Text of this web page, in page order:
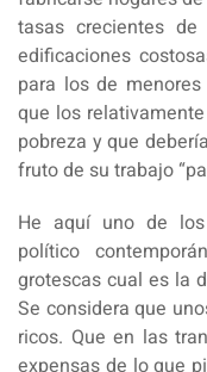
tasas crecientes
edificaciones
para los de
que los
pobreza y que
fruto de su trabajo
He aquí uno de
político
grotescas cual es la
Se considera que
ricos. Que en las
expensas de lo que